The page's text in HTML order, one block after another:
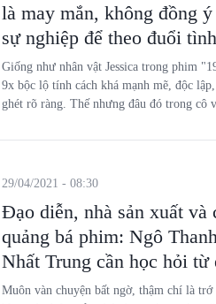
là may mắn, không đồng
sự nghiệp để theo đuổi
Giống như nhân vật Jessica trong phim
9x bộc lộ tính cách khá mạnh mẽ, độc
ghét rõ ràng. Thế nhưng đâu đó trong cô
thích.
Đạo diễn, nhà sản xuất và
quảng bá phim: Ngô
Nhất Trung cần học hỏi từ
'Avengers'!
29/04/2021 - 08:30
Muôn vàn chuyện bất ngờ, thậm chí là trớ